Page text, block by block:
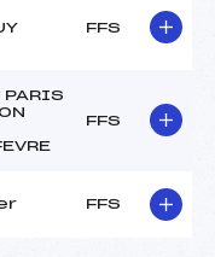
FFS
FFS
FFS